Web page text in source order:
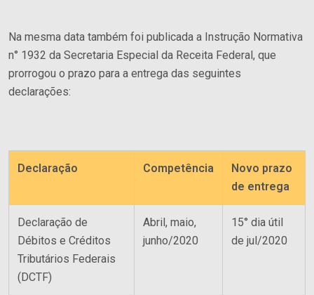
Áreas de Atuação
Tributário
Agronegócio
Digital
Societário e M&A
Publicações
Informativos
Ver Todos
Entre em Contato
Trabalhe Conosco
Na mesma data também foi publicada a Instrução Normativa
n° 1932 da Secretaria Especial da Receita Federal, que
prorrogou o prazo para a entrega das seguintes
declarações:
Declaração Competência
Novo prazo
de entrega
Declaração de
Débitos e Créditos
Tributários Federais
(DCTF)
Abril, maio,
junho/2020
15° dia útil
de jul/2020